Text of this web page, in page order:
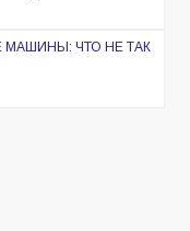
МАШИНЫ: ЧТО НЕ ТАК